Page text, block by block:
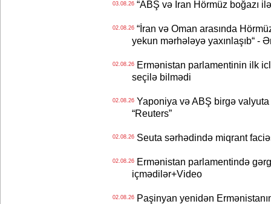
03.08.26“ABŞ və İran Hörmüz boğazı ilə
02.08.26“İran və Oman arasında
yekun mərhələyə yaxınlaşıb“ -
02.08.26Ermənistan parlamentinin ilk
seçilə bilmədi
02.08.26Yaponiya və ABŞ birgə valyuta
“Reuters”
02.08.26Seuta sərhədində miqrant
02.08.26Ermənistan parlamentində
içmədilər+Video
02.08.26Paşinyan yenidən